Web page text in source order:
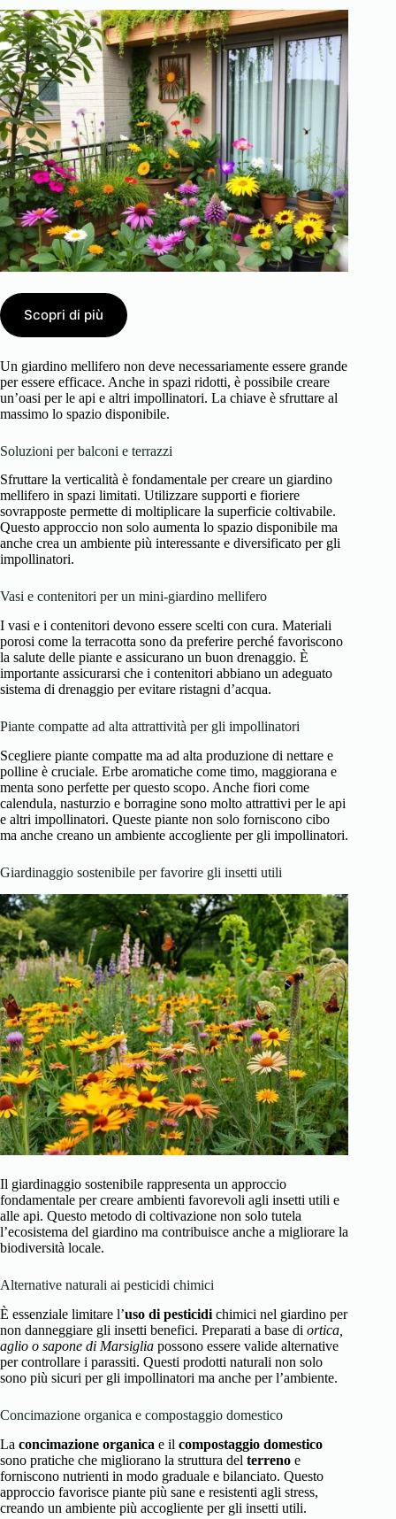
Scopri di più
Un giardino mellifero non deve necessariamente essere grande
per essere efficace. Anche in spazi ridotti, è possibile creare
un’oasi per le api e altri impollinatori. La chiave è sfruttare al
massimo lo spazio disponibile.
Soluzioni per balconi e terrazzi
Sfruttare la verticalità è fondamentale per creare un giardino
mellifero in spazi limitati. Utilizzare supporti e fioriere
sovrapposte permette di moltiplicare la superficie coltivabile.
Questo approccio non solo aumenta lo spazio disponibile ma
anche crea un ambiente più interessante e diversificato per gli
impollinatori.
Vasi e contenitori per un mini-giardino mellifero
I vasi e i contenitori devono essere scelti con cura. Materiali
porosi come la terracotta sono da preferire perché favoriscono
la salute delle piante e assicurano un buon drenaggio. È
importante assicurarsi che i contenitori abbiano un adeguato
sistema di drenaggio per evitare ristagni d’acqua.
Piante compatte ad alta attrattività per gli impollinatori
Scegliere piante compatte ma ad alta produzione di nettare e
polline è cruciale. Erbe aromatiche come timo, maggiorana e
menta sono perfette per questo scopo. Anche fiori come
calendula, nasturzio e borragine sono molto attrattivi per le api
e altri impollinatori. Queste piante non solo forniscono cibo
ma anche creano un ambiente accogliente per gli impollinatori.
Giardinaggio sostenibile per favorire gli insetti utili
Il giardinaggio sostenibile rappresenta un approccio
fondamentale per creare ambienti favorevoli agli insetti utili e
alle api. Questo metodo di coltivazione non solo tutela
l’ecosistema del giardino ma contribuisce anche a migliorare la
biodiversità locale.
Alternative naturali ai pesticidi chimici
È essenziale limitare l’uso di pesticidi chimici nel giardino per
non danneggiare gli insetti benefici. Preparati a base di ortica,
aglio o sapone di Marsiglia possono essere valide alternative
per controllare i parassiti. Questi prodotti naturali non solo
sono più sicuri per gli impollinatori ma anche per l’ambiente.
Concimazione organica e compostaggio domestico
La concimazione organica e il compostaggio domestico
sono pratiche che migliorano la struttura del terreno e
forniscono nutrienti in modo graduale e bilanciato. Questo
approccio favorisce piante più sane e resistenti agli stress,
creando un ambiente più accogliente per gli insetti utili.